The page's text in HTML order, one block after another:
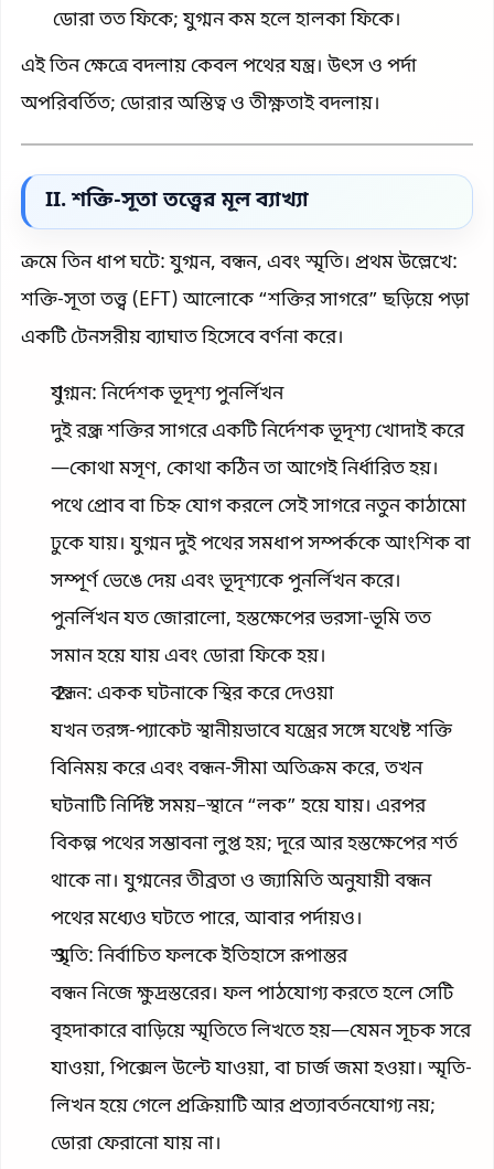
ডোরা তত ফিকে; যুগ্মন কম হলে হালকা ফিকে।
এই তিন ক্ষেত্রে বদলায় কেবল পথের যন্ত্র। উৎস ও পর্দা
অপরিবর্তিত; ডোরার অস্তিত্ব ও তীক্ষ্ণতাই বদলায়।
II. শক্তি-সূতা তত্ত্বের মূল ব্যাখ্যা
ক্রমে তিন ধাপ ঘটে: যুগ্মন, বন্ধন, এবং স্মৃতি। প্রথম উল্লেখে:
শক্তি-সূতা তত্ত্ব (EFT) আলোকে “শক্তির সাগরে” ছড়িয়ে পড়া
একটি টেনসরীয় ব্যাঘাত হিসেবে বর্ণনা করে।
যুগ্মন: নির্দেশক ভূদৃশ্য পুনর্লিখন
দুই রন্ধ্র শক্তির সাগরে একটি নির্দেশক ভূদৃশ্য খোদাই করে
—কোথা মসৃণ, কোথা কঠিন তা আগেই নির্ধারিত হয়।
পথে প্রোব বা চিহ্ন যোগ করলে সেই সাগরে নতুন কাঠামো
ঢুকে যায়। যুগ্মন দুই পথের সমধাপ সম্পর্ককে আংশিক বা
সম্পূর্ণ ভেঙে দেয় এবং ভূদৃশ্যকে পুনর্লিখন করে।
পুনর্লিখন যত জোরালো, হস্তক্ষেপের ভরসা-ভূমি তত
সমান হয়ে যায় এবং ডোরা ফিকে হয়।
বন্ধন: একক ঘটনাকে স্থির করে দেওয়া
যখন তরঙ্গ-প্যাকেট স্থানীয়ভাবে যন্ত্রের সঙ্গে যথেষ্ট শক্তি
বিনিময় করে এবং বন্ধন-সীমা অতিক্রম করে, তখন
ঘটনাটি নির্দিষ্ট সময়–স্থানে “লক” হয়ে যায়। এরপর
বিকল্প পথের সম্ভাবনা লুপ্ত হয়; দূরে আর হস্তক্ষেপের শর্ত
থাকে না। যুগ্মনের তীব্রতা ও জ্যামিতি অনুযায়ী বন্ধন
পথের মধ্যেও ঘটতে পারে, আবার পর্দায়ও।
স্মৃতি: নির্বাচিত ফলকে ইতিহাসে রূপান্তর
বন্ধন নিজে ক্ষুদ্রস্তরের। ফল পাঠযোগ্য করতে হলে সেটি
বৃহদাকারে বাড়িয়ে স্মৃতিতে লিখতে হয়—যেমন সূচক সরে
যাওয়া, পিক্সেল উল্টে যাওয়া, বা চার্জ জমা হওয়া। স্মৃতি-
লিখন হয়ে গেলে প্রক্রিয়াটি আর প্রত্যাবর্তনযোগ্য নয়;
ডোরা ফেরানো যায় না।